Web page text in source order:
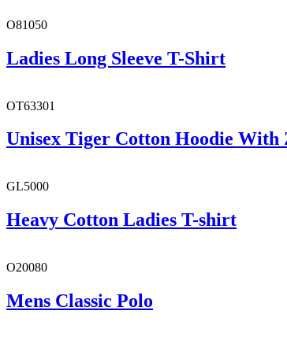
O81050
Ladies Long Sleeve T-Shirt
OT63301
Unisex Tiger Cotton Hoodie With
GL5000
Heavy Cotton Ladies T-shirt
O20080
Mens Classic Polo